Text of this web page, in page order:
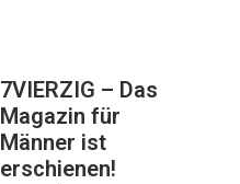
7VIERZIG – Das
Magazin für
Männer ist
erschienen!